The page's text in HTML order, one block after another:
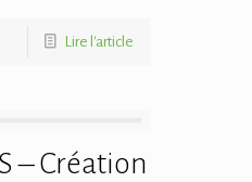
Lire l'article
– Création